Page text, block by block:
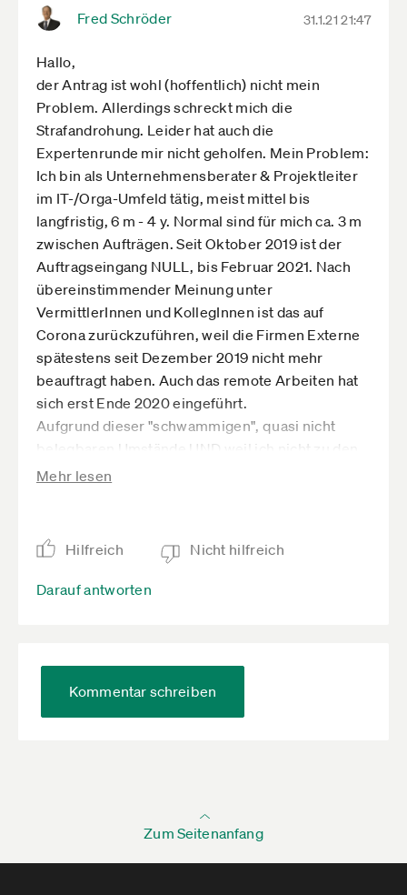
versicherte Soloselbständige auch wohl wenig
Wir wären sehr dankbar für Rückmeldungen
LG Martin
Fred Schröder 31.1.21 21:47
Hallo,
der Antrag ist wohl (hoffentlich) nicht mein
Problem. Allerdings schreckt mich die
Strafandrohung. Leider hat auch die
Expertenrunde mir nicht geholfen. Mein Problem:
Ich bin als Unternehmensberater & Projektleiter
im IT-/Orga-Umfeld tätig, meist mittel bis
langfristig, 6 m - 4 y. Normal sind für mich ca. 3 m
zwischen Aufträgen. Seit Oktober 2019 ist der
Auftragseingang NULL, bis Februar 2021. Nach
übereinstimmender Meinung unter
VermittlerInnen und KollegInnen ist das auf
Corona zurückzuführen, weil die Firmen Externe
spätestens seit Dezember 2019 nicht mehr
beauftragt haben. Auch das remote Arbeiten hat
sich erst Ende 2020 eingeführt.
Aufgrund dieser "schwammigen", quasi nicht
belegbaren Umstände UND weil ich nicht zu den
"gesperrten" Branchen gehöre, noch nicht mal
Oder kann mir jemand eine andere Perspektive,
Begründung an die Hand geben.
Danke & Gruß von Fred
Mehr lesen
Hilfreich Nicht hilfreich
Darauf antworten
Kommentar schreiben
Zum Seitenanfang